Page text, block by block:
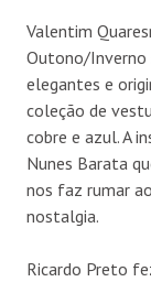
Valentim
Outono/Inverno
elegantes e
coleção de
cobre e azul. A
Nunes Barata
nos faz rumar
nostalgia.
Ricardo Preto